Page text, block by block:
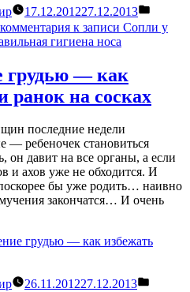
17.12.201227.12.2013
к записи Сопли у
гигиена носа
грудью — как
ранок на сосках
последние недели
— ребеночек становиться
он давит на все органы, а если
и ахов уже не обходится. И
бы уже родить… наивно
закончатся… И очень
грудью — как избежать
26.11.201227.12.2013